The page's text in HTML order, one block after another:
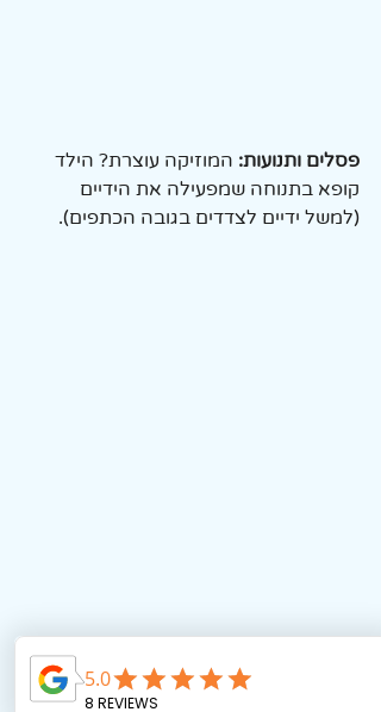
פסלים ותנועות: המוזיקה עוצרת? הילד
קופא בתנוחה שמפעילה את הידיים
(למשל ידיים לצדדים בגובה הכתפים).